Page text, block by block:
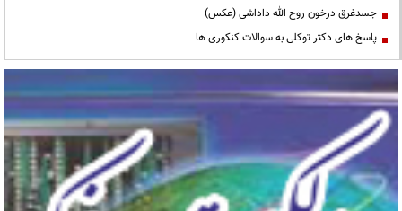
جسدغرق درخون روح الله داداشی (عکس)
پاسخ های دکتر توکلی به سوالات کنکوری ها